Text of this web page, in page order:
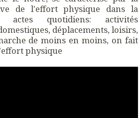
de l'effort physique dans la
quotidiens: activités
déplacements, loisirs,
de moins en moins, on fait
physique